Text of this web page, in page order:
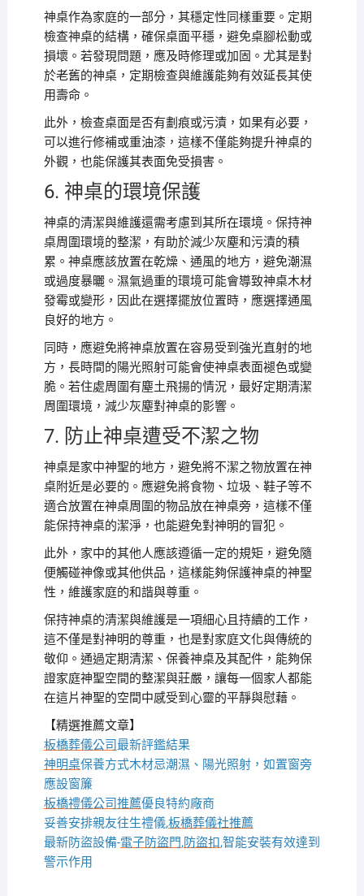
神桌作為家庭的一部分，其穩定性同樣重要。定期
檢查神桌的結構，確保桌面平穩，避免桌腳松動或
損壞。若發現問題，應及時修理或加固。尤其是對
於老舊的神桌，定期檢查與維護能夠有效延長其使
用壽命。
此外，檢查桌面是否有劃痕或污漬，如果有必要，
可以進行修補或重油漆，這樣不僅能夠提升神桌的
外觀，也能保護其表面免受損害。
6. 神桌的環境保護
神桌的清潔與維護還需考慮到其所在環境。保持神
桌周圍環境的整潔，有助於減少灰塵和污漬的積
累。神桌應該放置在乾燥、通風的地方，避免潮濕
或過度暴曬。濕氣過重的環境可能會導致神桌木材
發霉或變形，因此在選擇擺放位置時，應選擇通風
良好的地方。
同時，應避免將神桌放置在容易受到強光直射的地
方，長時間的陽光照射可能會使神桌表面褪色或變
脆。若住處周圍有塵土飛揚的情況，最好定期清潔
周圍環境，減少灰塵對神桌的影響。
7. 防止神桌遭受不潔之物
神桌是家中神聖的地方，避免將不潔之物放置在神
桌附近是必要的。應避免將食物、垃圾、鞋子等不
適合放置在神桌周圍的物品放在神桌旁，這樣不僅
能保持神桌的潔淨，也能避免對神明的冒犯。
此外，家中的其他人應該遵循一定的規矩，避免隨
便觸碰神像或其他供品，這樣能夠保護神桌的神聖
性，維護家庭的和諧與尊重。
保持神桌的清潔與維護是一項細心且持續的工作，
這不僅是對神明的尊重，也是對家庭文化與傳統的
敬仰。通過定期清潔、保養神桌及其配件，能夠保
證家庭神聖空間的整潔與莊嚴，讓每一個家人都能
在這片神聖的空間中感受到心靈的平靜與慰藉。
【精選推薦文章】
板橋葬儀公司最新評鑑結果
神明桌保養方式木材忌潮濕、陽光照射，如置窗旁
應設窗簾
板橋禮儀公司推薦優良特約廠商
妥善安排親友往生禮儀,板橋葬儀社推薦
最新防盜設備-電子防盜門,防盜扣,智能安裝有效達到
警示作用